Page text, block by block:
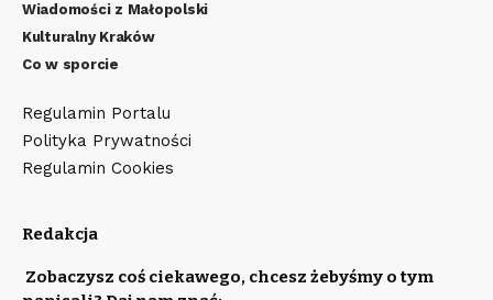
Wiadomości z Małopolski
Kulturalny Kraków
Co w sporcie
Regulamin Portalu
Polityka Prywatności
Regulamin Cookies
Redakcja
Zobaczysz coś ciekawego, chcesz żebyśmy o tym